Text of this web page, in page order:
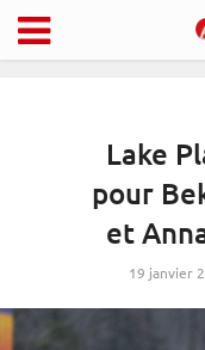
Lake
pour
et
19 janvier